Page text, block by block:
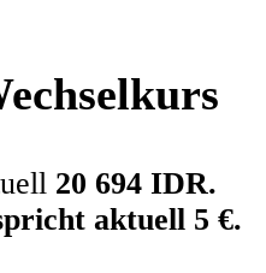
20 694 IDR.
aktuell 5 €.